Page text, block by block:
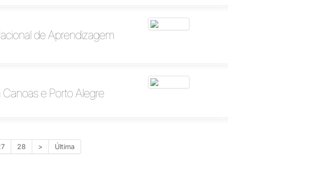
de Aprendizagem
e Porto Alegre
28 > Última